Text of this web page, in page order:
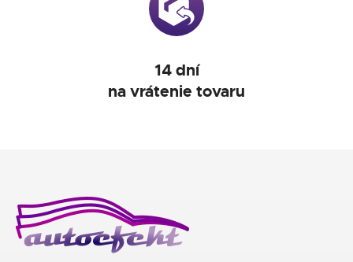
14 dní
na vrátenie tovaru